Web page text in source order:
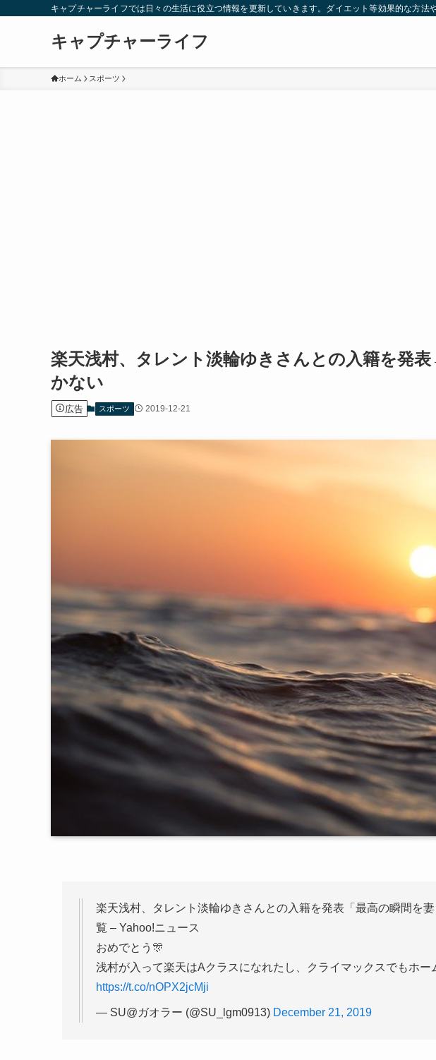
キャプチャーライフでは日々の生活に役立つ情報を更新していきます。ダイエット等効果的な方
キャプチャーライフ
ホーム スポーツ
楽天浅村、タレント淡輪ゆきさんとの入籍を発
かない
広告 スポーツ 2019-12-21
楽天浅村、タレント淡輪ゆきさんとの入籍を発表「最高の瞬間を
覧 – Yahoo!ニュース
おめでとう🎊
浅村が入って楽天はAクラスになれたし、クライマックスでもホー
https://t.co/nOPX2jcMji
— SU@ガオラー (@SU_lgm0913) December 21, 2019